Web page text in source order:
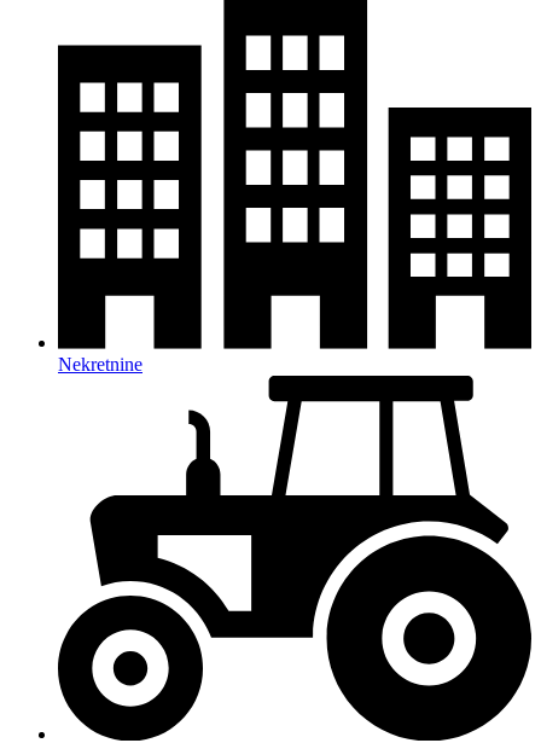
Nekretnine